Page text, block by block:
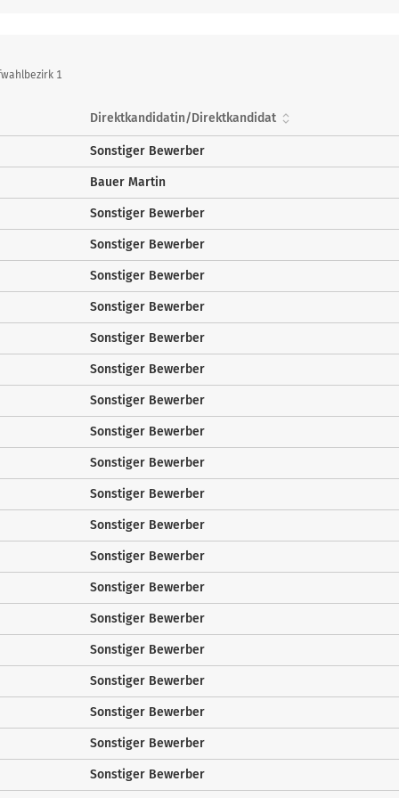
1
Direktkandidatin/Direktkandidat
Sonstiger Bewerber
Bauer Martin
Sonstiger Bewerber
Sonstiger Bewerber
Sonstiger Bewerber
Sonstiger Bewerber
Sonstiger Bewerber
Sonstiger Bewerber
Sonstiger Bewerber
Sonstiger Bewerber
Sonstiger Bewerber
Sonstiger Bewerber
Sonstiger Bewerber
Sonstiger Bewerber
Sonstiger Bewerber
Sonstiger Bewerber
Sonstiger Bewerber
Sonstiger Bewerber
Sonstiger Bewerber
Sonstiger Bewerber
Sonstiger Bewerber